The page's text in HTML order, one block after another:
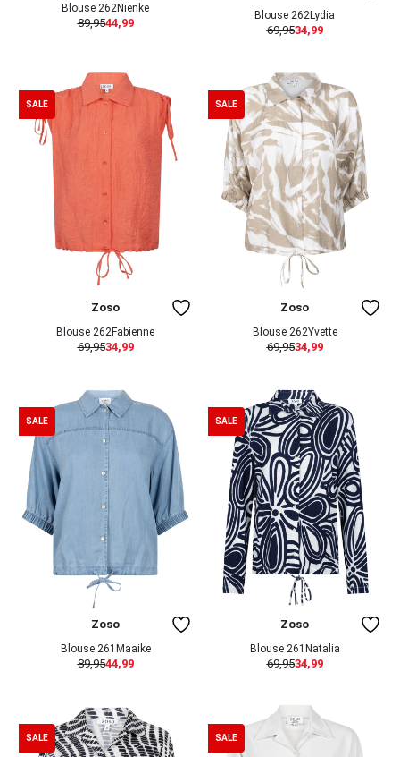
Blouse 262Nienke
89,9544,99
Blouse 262Lydia
69,9534,99
SALE
Zoso
Blouse 262Fabienne
69,9534,99
SALE
Zoso
Blouse 262Yvette
69,9534,99
SALE
Zoso
Blouse 261Maaike
89,9544,99
SALE
Zoso
Blouse 261Natalia
69,9534,99
SALE SALE